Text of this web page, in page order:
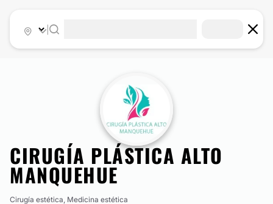
CIRUGÍA PLÁSTICA ALTO
MANQUEHUE
Cirugía estética, Medicina estética